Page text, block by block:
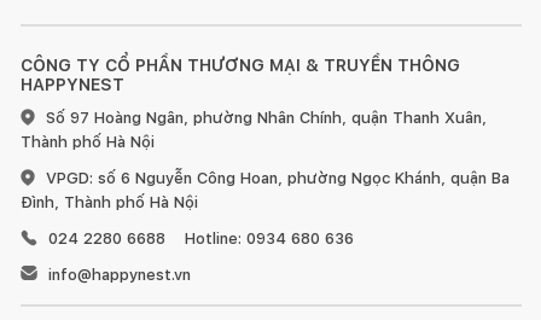
CÔNG TY CỔ PHẦN THƯƠNG MẠI & TRUYỀN THÔNG
HAPPYNEST
Số 97 Hoàng Ngân, phường Nhân Chính, quận Thanh Xuân,
Thành phố Hà Nội
VPGD: số 6 Nguyễn Công Hoan, phường Ngọc Khánh, quận Ba
Đình, Thành phố Hà Nội
024 2280 6688
Hotline: 0934 680 636
info@happynest.vn